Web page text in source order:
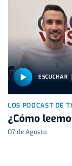
ESCUCHAR
LOS PODCAST DE
¿Cómo
07 de Agosto